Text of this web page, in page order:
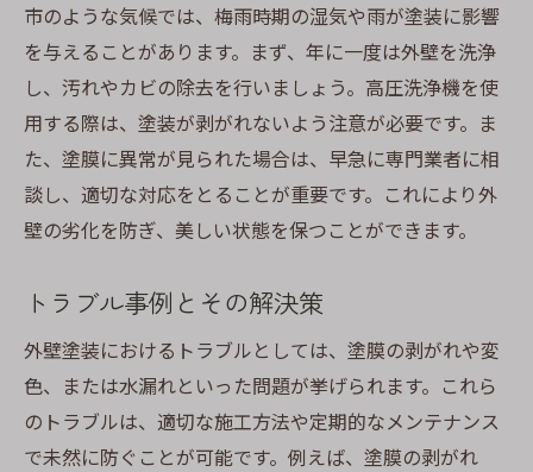
市のような気候では、梅雨時期の湿気や雨が塗装に影響
を与えることがあります。まず、年に一度は外壁を洗浄
し、汚れやカビの除去を行いましょう。高圧洗浄機を使
用する際は、塗装が剥がれないよう注意が必要です。ま
た、塗膜に異常が見られた場合は、早急に専門業者に相
談し、適切な対応をとることが重要です。これにより外
壁の劣化を防ぎ、美しい状態を保つことができます。
トラブル事例とその解決策
外壁塗装におけるトラブルとしては、塗膜の剥がれや変
色、または水漏れといった問題が挙げられます。これら
のトラブルは、適切な施工方法や定期的なメンテナンス
で未然に防ぐことが可能です。例えば、塗膜の剥がれ